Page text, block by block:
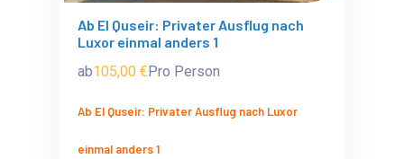
Ab El Quseir: Privater Ausflug nach
Luxor einmal anders 1
ab105,00 €Pro Person
Ab El Quseir: Privater Ausflug nach Luxor
einmal anders 1